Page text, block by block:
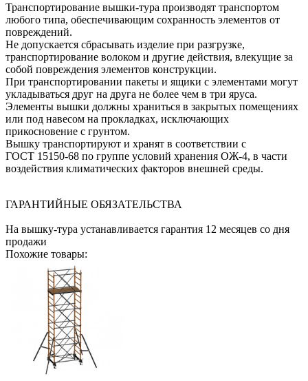
Транспортирование вышки-тура производят транспортом
любого типа, обеспечивающим сохранность элементов от
повреждений.
Не допускается сбрасывать изделие при разгрузке,
транспортирование волоком и другие действия, влекущие за
собой повреждения элементов конструкции.
При транспортировании пакеты и ящики с элементами могут
укладываться друг на друга не более чем в три яруса.
Элементы вышки должны храниться в закрытых помещениях
или под навесом на прокладках, исключающих
прикосновение с грунтом.
Вышку транспортируют и хранят в соответствии с
ГОСТ 15150-68 по группе условий хранения ОЖ-4, в части
воздействия климатических факторов внешней среды.
ГАРАНТИЙНЫЕ ОБЯЗАТЕЛЬСТВА
На вышку-тура устанавливается гарантия 12 месяцев со дня
продажи
Похожие товары: